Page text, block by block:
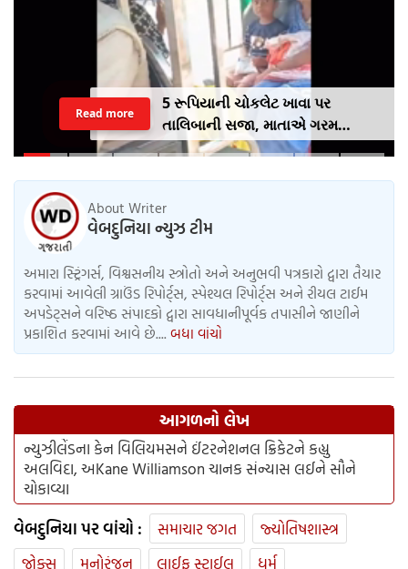
5 રૂપિયાની ચોકલેટ ખાવા પર
તાલિબાની સજા, માતાએ ગરમ
ચપ્પુથી પુત્રના પગમાં આપ્યો ડામ,
Read more
About Writer
વેબદુનિયા ન્યુઝ ટીમ
અમારા સ્ટ્રિંગર્સ, વિશ્વસનીય સ્ત્રોતો અને અનુભવી પત્રકારો દ્વારા તૈયાર
કરવામાં આવેલી ગ્રાઉંડ રિપોર્ટ્સ, સ્પેશ્યલ રિપોર્ટ્સ અને રીયલ ટાઈમ
અપડેટ્સને વરિષ્ઠ સંપાદકો દ્વારા સાવધાનીપૂર્વક તપાસીને જાણીને
પ્રકાશિત કરવામાં આવે છે.... બધા વાંચો
આગળનો લેખ
ન્યુઝીલેંડના કેન વિલિયમસને ઈંટરનેશનલ ક્રિકેટને કહ્યુ
અલવિદા, અKane Williamson ચાનક સંન્યાસ લઈને સૌને
ચોકાવ્યા
વેબદુનિયા પર વાંચો : સમાચાર જગત
જ્યોતિષશાસ્ત્ર
જોક્સ
મનોરંજન લાઈફ સ્ટાઈલ ધર્મ